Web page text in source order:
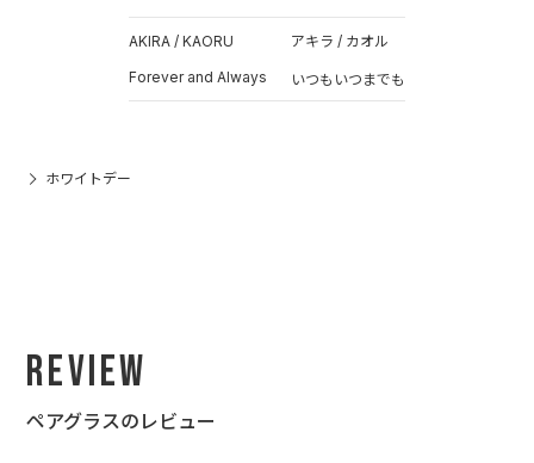
AKIRA / KAORU
Forever and Always
アキラ / カオル
いつもいつまでも
ホワイトデー
Review
ペアグラスのレビュー